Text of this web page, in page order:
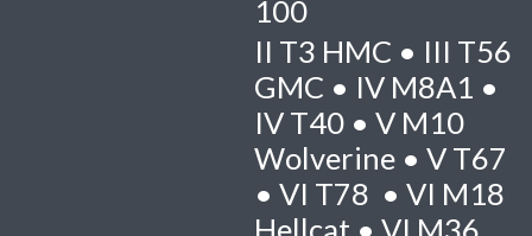
100
II T3 HMC • III T56
GMC • IV M8A1 •
IV T40 • V M10
Wolverine • V T67
• VI T78 • VI M18
Hellcat • VI M36